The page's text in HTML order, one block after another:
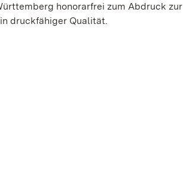
honorarfrei zum Abdruck zur
druckfähiger Qualität.